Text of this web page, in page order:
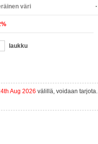
väri
laukku
Aug 2026 välillä, voidaan tarjota.